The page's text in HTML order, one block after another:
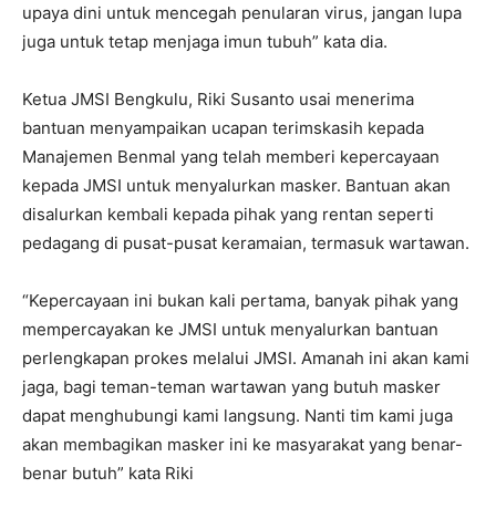
upaya dini untuk mencegah penularan virus, jangan lupa
juga untuk tetap menjaga imun tubuh” kata dia.
Ketua JMSI Bengkulu, Riki Susanto usai menerima
bantuan menyampaikan ucapan terimskasih kepada
Manajemen Benmal yang telah memberi kepercayaan
kepada JMSI untuk menyalurkan masker. Bantuan akan
disalurkan kembali kepada pihak yang rentan seperti
pedagang di pusat-pusat keramaian, termasuk wartawan.
“Kepercayaan ini bukan kali pertama, banyak pihak yang
mempercayakan ke JMSI untuk menyalurkan bantuan
perlengkapan prokes melalui JMSI. Amanah ini akan kami
jaga, bagi teman-teman wartawan yang butuh masker
dapat menghubungi kami langsung. Nanti tim kami juga
akan membagikan masker ini ke masyarakat yang benar-
benar butuh” kata Riki